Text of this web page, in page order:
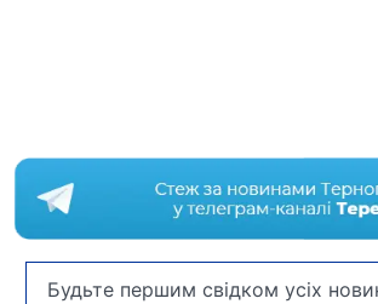
Будьте першим свідком усіх